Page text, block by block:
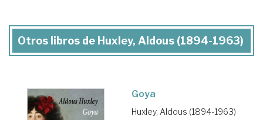
Otros libros de Huxley, Aldous (1894-1963)
Goya
Huxley, Aldous (1894-1963)